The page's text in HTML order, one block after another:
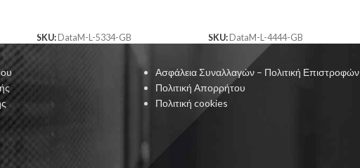
SKU: DataM-L-5334-GB SKU: DataM-L-4444-GB
Ασφάλεια Συναλλαγών – Πολιτική Επιστροφών
Πολιτική Απορρήτου
Πολιτική cookies